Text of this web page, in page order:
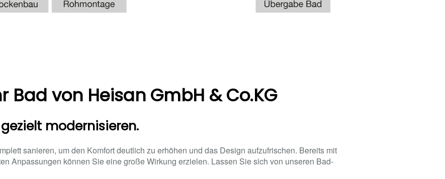
Bad von Heisan GmbH & Co.KG
modernisieren.
sanieren, um den Komfort deutlich zu erhöhen und das Design aufzufrischen. Bereits mit
Anpassungen können Sie eine große Wirkung erzielen. Lassen Sie sich von unseren Bad-